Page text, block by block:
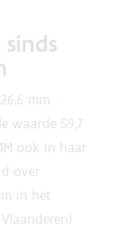
mm
waarde 59,7
ook in haar
over
in het